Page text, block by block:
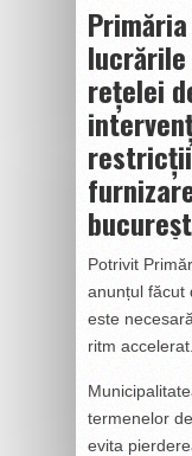
lucrările
rețelei
Potrivit
anunțul făcut
este
ritm accelerat.
termenelor
evita